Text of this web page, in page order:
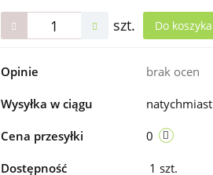
szt. Do koszyka
Opinie brak ocen
Wysyłka w ciągu natychmiast
Cena przesyłki 0
Dostępność 1 szt.